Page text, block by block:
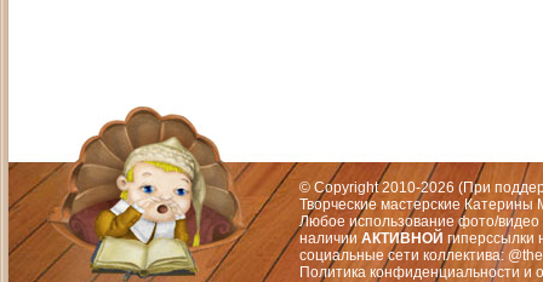
© Copyright 2010-2026 (При
Творческие мастерские
Любое использование фото/видео
наличии АКТИВНОЙ гиперссылки
социальные сети коллектива:
Политика конфиденциальности и